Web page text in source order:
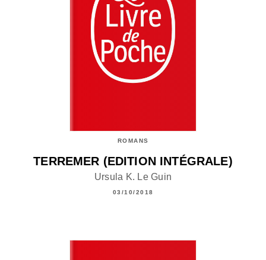
ROMANS
TERREMER (EDITION INTÉGRALE)
Ursula K. Le Guin
03/10/2018